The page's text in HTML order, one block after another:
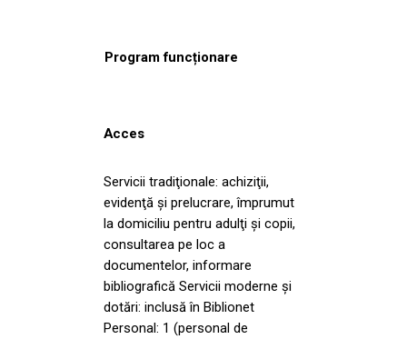
Program funcționare
Acces
Servicii tradiţionale: achiziţii,
evidenţă şi prelucrare, împrumut
la domiciliu pentru adulţi şi copii,
consultarea pe loc a
documentelor, informare
bibliografică Servicii moderne și
dotări: inclusă în Biblionet
Personal: 1 (personal de